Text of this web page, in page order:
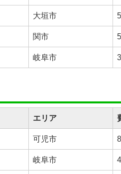
大垣市
関市
岐阜市
エリア
可児市
岐阜市